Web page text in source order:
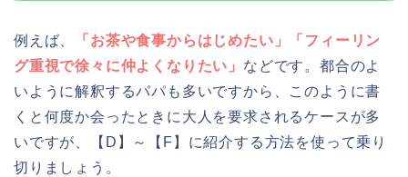
例えば、
「お茶や食事からはじめたい」「フィーリン
グ重視で徐々に仲よくなりたい」 などです。都合のよ
いように解釈するパパも多いですから、このように書
くと何度か会ったときに大人を要求されるケースが多
いですが、【D】～【F】に紹介する方法を使って乗り
切りましょう。